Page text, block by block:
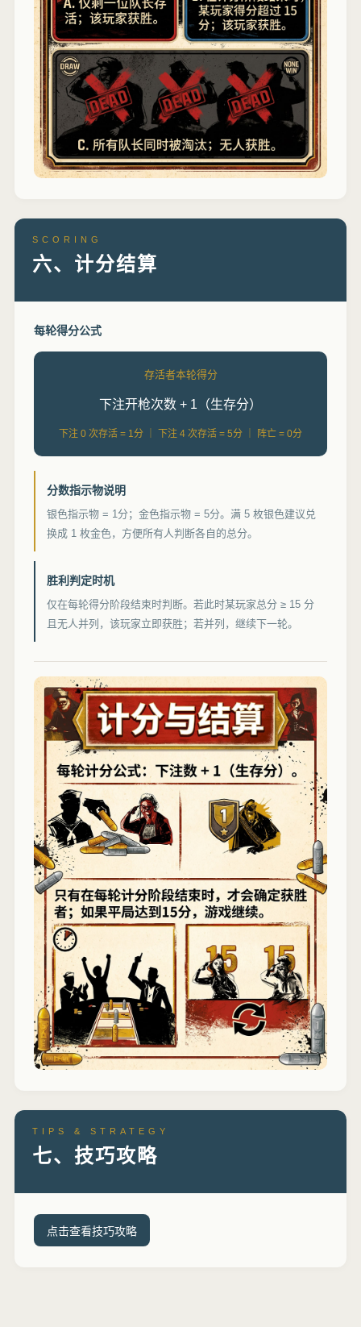
SCORING
六、计分结算
每轮得分公式
存活者本轮得分
下注开枪次数 + 1（生存分）
下注 0 次存活 = 1分 ｜ 下注 4 次存活 = 5分 ｜ 阵亡 = 0分
分数指示物说明
银色指示物 = 1分；金色指示物 = 5分。满 5 枚银色建议兑
换成 1 枚金色，方便所有人判断各自的总分。
胜利判定时机
仅在每轮得分阶段结束时判断。若此时某玩家总分 ≥ 15 分
且无人并列，该玩家立即获胜；若并列，继续下一轮。
TIPS & STRATEGY
七、技巧攻略
点击查看技巧攻略